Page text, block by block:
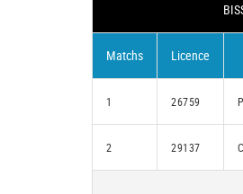
Matchs Licence
1 26759
2 29137